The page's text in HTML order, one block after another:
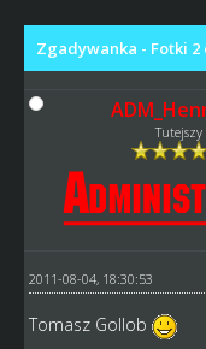
Zgadywanka - Fotki 2
Tutejszy
2011-08-04, 18:30:53
Tomasz Gollob